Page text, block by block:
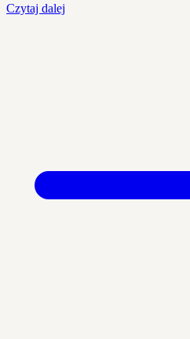
Czytaj dalej